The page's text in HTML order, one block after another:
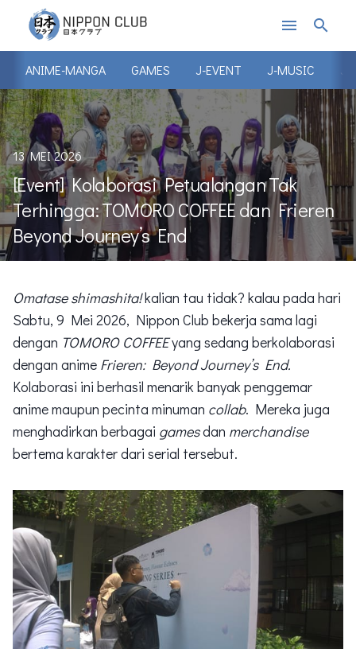
menu search
ANIME-MANGA GAMES J-EVENT J-MUSIC J-
13 MEI 2026
[Event] Kolaborasi Petualangan Tak
Terhingga: TOMORO COFFEE dan Frieren
Beyond Journey’s End
Omatase shimashita!kalian tau tidak? kalau pada hari
Sabtu, 9 Mei 2026, Nippon Club bekerja sama lagi
dengan TOMORO COFFEEyang sedang berkolaborasi
dengan anime Frieren: Beyond Journey’s End.
Kolaborasi ini berhasil menarik banyak penggemar
anime maupun pecinta minuman collab. Mereka juga
menghadirkan berbagai gamesdan merchandise
bertema karakter dari serial tersebut.